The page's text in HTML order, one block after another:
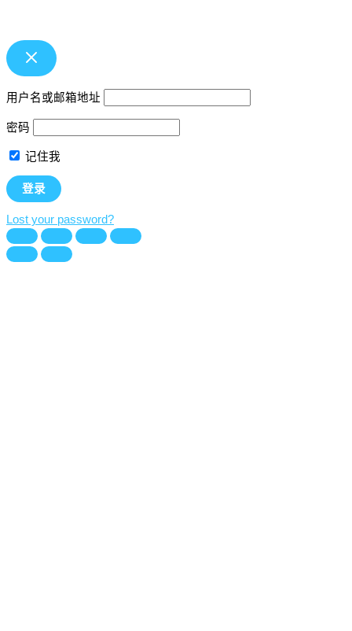
用户名或邮箱地址
密码
记住我
Lost your password?